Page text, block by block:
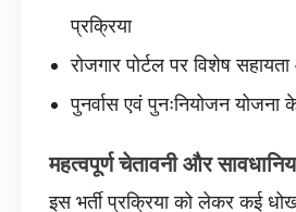
प्रक्रिया
रोजगार पोर्टल पर विशेष
पुनर्वास एवं पुनःनियोजन योजना
महत्वपूर्ण चेतावनी और
इस भर्ती प्रक्रिया को लेकर कई